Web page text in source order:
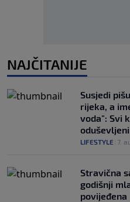
NAJČITANIJE
Susjedi
rijeka, a
voda": Svi
oduševljeni
LIFESTYLE 7.
Stravična
godišnji
povijeđena